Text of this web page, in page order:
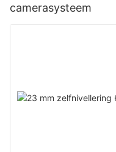
camerasysteem